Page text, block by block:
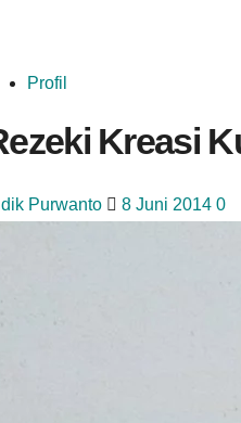
Profil
Kreasi
Purwanto 8 Juni 2014 0